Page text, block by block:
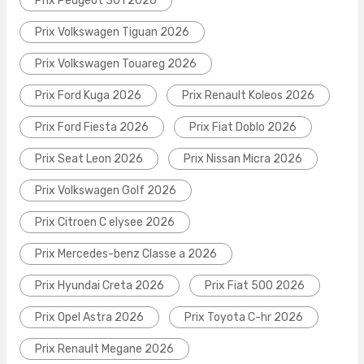
Prix Volkswagen Tiguan 2026
Prix Volkswagen Touareg 2026
Prix Ford Kuga 2026 Prix Renault Koleos 2026
Prix Ford Fiesta 2026 Prix Fiat Doblo 2026
Prix Seat Leon 2026 Prix Nissan Micra 2026
Prix Volkswagen Golf 2026
Prix Citroen C elysee 2026
Prix Mercedes-benz Classe a 2026
Prix Hyundai Creta 2026 Prix Fiat 500 2026
Prix Opel Astra 2026 Prix Toyota C-hr 2026
Prix Renault Megane 2026